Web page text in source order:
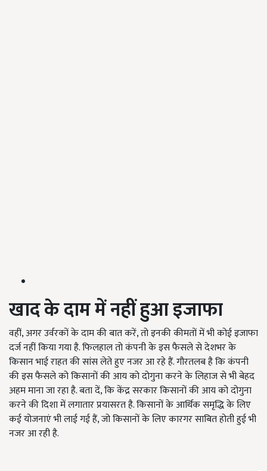
खाद के दाम में नहीं हुआ इजाफा
वहीं, अगर उर्वरकों के दाम की बात करें, तो इनकी कीमतों में भी कोई इजाफा
दर्ज नहीं किया गया है. फिलहाल तो कंपनी के इस फैसले से देशभर के
किसान भाई राहत की सांस लेते हुए नजर आ रहे हैं. गौरतलब है कि कंपनी
की इस फैसले को किसानों की आय को दोगुना करने के लिहाज से भी बेहद
अहम माना जा रहा है. बता दें,किकेंद्र सरकार किसानों की आय को दोगुना
करने की दिशा में लगातार प्रयासरत है. किसानों के आर्थिक समृद्धि के लिए
कई योजनाएं भी लाई गई हैं, जो किसानों के लिए कारगर साबित होती हुई भी
नजर आ रही है.